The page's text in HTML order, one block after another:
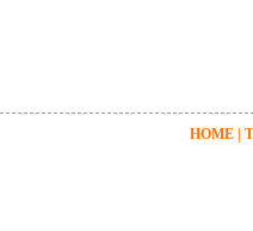
HOME|